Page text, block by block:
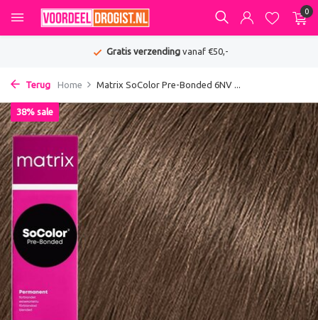
0
Gratis verzendingvanaf €50,-
Terug Home Matrix SoColor Pre-Bonded 6NV ...
38% sale